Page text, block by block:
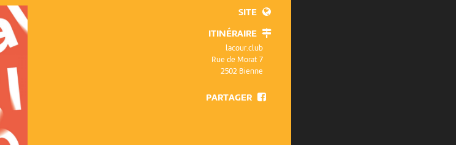
SITE
ITINÉRAIRE
lacour.club
Rue de Morat 7
2502 Bienne
PARTAGER